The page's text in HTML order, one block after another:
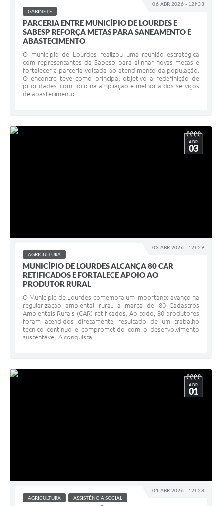
06 ABR 2026 - 12h33
GABINETE
PARCERIA ENTRE MUNICÍPIO DE LOURDES E
SABESP REFORÇA METAS PARA SANEAMENTO E
ABASTECIMENTO
O município de Lourdes realizou uma reunião estratégica
com representantes da Sabesp para alinhar novas metas e
fortalecer a parceria voltada ao atendimento da população.
O encontro teve como principal objetivo a redefinição de
prioridades, com foco na ampliação e melhoria dos serviços
de abastecimento...
03 ABR 2026 - 12h29
ABR
03
AGRICULTURA
MUNICÍPIO DE LOURDES ALCANÇA 80 CAR
RETIFICADOS E FORTALECE APOIO AO
PRODUTOR RURAL
O Município de Lourdes comemora um importante avanço na
regularização ambiental rural: a marca de 80 Cadastros
Ambientais Rurais (CAR) retificados. Ao todo, 80 produtores
foram atendidos diretamente, resultado de um trabalho
técnico contínuo e comprometido com o desenvolvimento
sustentável. A conquista...
01 ABR 2026 - 12h28
ABR
01
AGRICULTURA ASSISTÊNCIA SOCIAL